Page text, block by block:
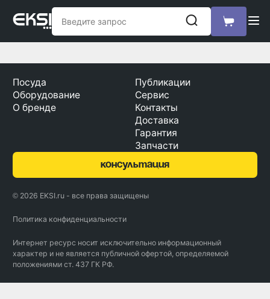
Посуда
Оборудование
О бренде
Публикации
Сервис
Контакты
Доставка
Гарантия
Запчасти
консультация
© 2026 EKSI.ru - все права защищены
Политика конфиденциальности
Интернет ресурс носит исключительно информационный
характер и не является публичной офертой, определяемой
положениями ст. 437 ГК РФ.